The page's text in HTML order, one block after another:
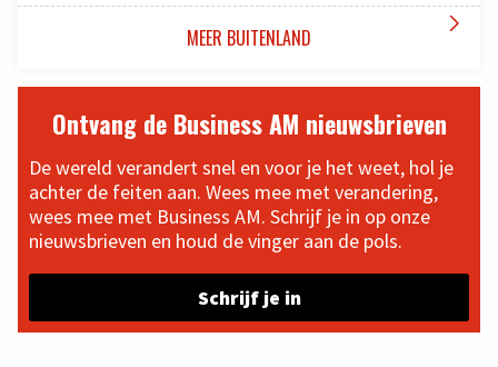
MEER BUITENLAND 
Ontvang de Business AM nieuwsbrieven
De wereld verandert snel en voor je het weet, hol je
achter de feiten aan. Wees mee met verandering,
wees mee met Business AM. Schrijf je in op onze
nieuwsbrieven en houd de vinger aan de pols.
Schrijf je in